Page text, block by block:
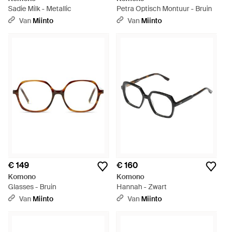
Sadie Milk - Metallic
Van Miinto
Petra Optisch Montuur - Bruin
Van Miinto
€ 149
Komono
Glasses - Bruin
Van Miinto
€ 160
Komono
Hannah - Zwart
Van Miinto